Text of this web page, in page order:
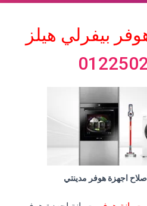
بيفرلي هيلز
اجهزة هوفر مدينتي